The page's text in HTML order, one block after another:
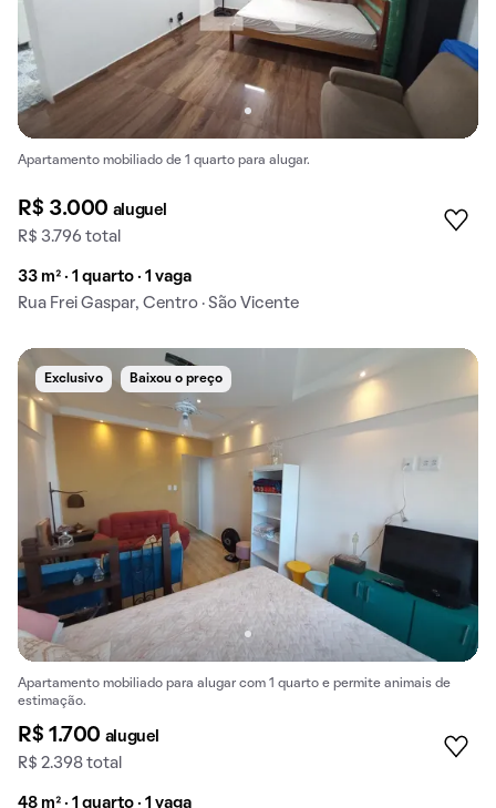
Apartamento mobiliado de 1 quarto para alugar.
R$ 3.000 aluguel
R$ 3.796 total
33 m² · 1 quarto · 1 vaga
Rua Frei Gaspar, Centro · São Vicente
Exclusivo Baixou o preço
Apartamento mobiliado para alugar com 1 quarto e permite animais de
estimação.
R$ 1.700 aluguel
R$ 2.398 total
48 m² · 1 quarto · 1 vaga